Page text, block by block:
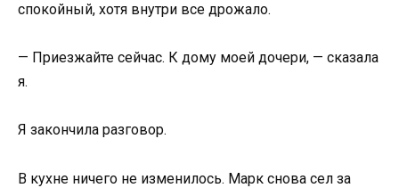
спокойный, хотя внутри все дрожало.
— Приезжайте сейчас. К дому моей дочери, — сказала
я.
Я закончила разговор.
В кухне ничего не изменилось. Марк снова сел за